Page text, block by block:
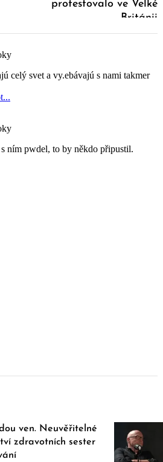
protestovalo ve Velké
Británii
ven. Neuvěřitelné
zdravotních sester